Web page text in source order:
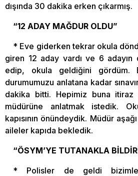
dışında 30 dakika erken çıkarmış.
“12 ADAY MAĞDUR OLDU”
* Eve giderken tekrar okula
giren 12 aday vardı ve 6
edip, okula geldiğini
durumumuzu anlatana kadar
dakika bitti. Hepimiz buna
müdürüne anlatmak istedik.
kapısının önündeydik. Müdür
aileler kapıda bekledik.
“ÖSYM’YE TUTANAKLA
* Polisler de geldi bizimle